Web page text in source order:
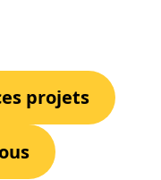
projets